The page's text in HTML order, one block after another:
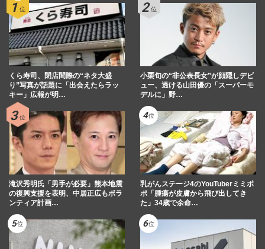
くら寿司、閉店間際の“ネタ大盛
り”写真が話題に「出会えたらラッ
キー」広報が明…
小栗旬の“非公表長女”が顔隠しデビ
ュー、透ける山田優の「スーパーモ
デルに」野…
滝沢秀明氏「男手が必要」熊本地震
の復興支援を表明、中居正広もボラ
ンティア計画…
乳がんステージ4のYouTuberミミポ
ポ「腫瘍が皮膚から飛び出してき
た」34歳で余命…